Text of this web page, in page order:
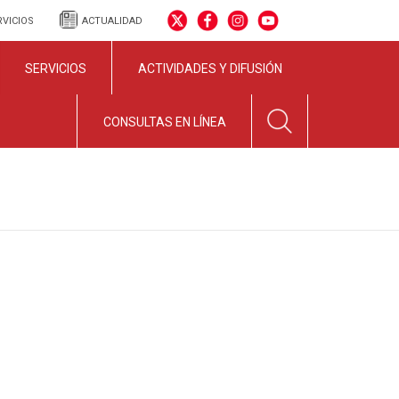
ACTUALIDAD
SERVICIOS ACTIVIDADES Y DIFUSIÓN
CONSULTAS EN LÍNEA